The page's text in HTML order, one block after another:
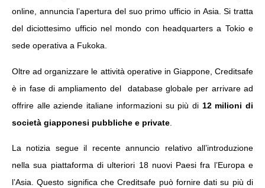
online, annuncia l’apertura del suo primo ufficio in Asia. Si tratta
del diciottesimo ufficio nel mondo con headquarters a Tokio e
sede operativa a Fukoka.
Oltre ad organizzare le attività operative in Giappone, Creditsafe
è in fase di ampliamento del database globale per arrivare ad
offrire alle aziende italiane informazioni su più di 12 milioni di
società giapponesi pubbliche e private
La notizia segue il recente annuncio relativo all’introduzione
nella sua piattaforma di ulteriori 18 nuovi Paesi fra l’Europa e
l’Asia. Questo significa che Creditsafe può fornire dati su più di